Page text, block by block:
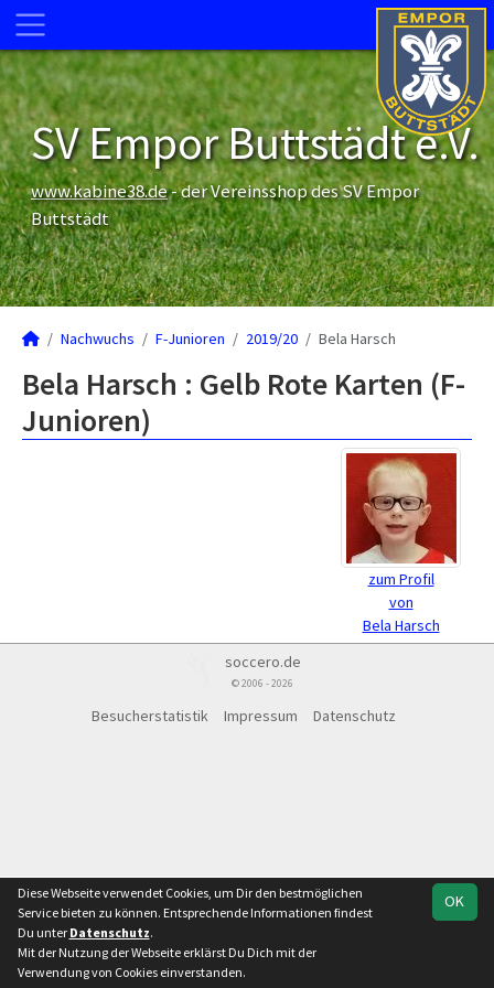
SV Empor Buttstädt e.V.
www.kabine38.de- der Vereinsshop des SV Empor
Buttstädt
Nachwuchs F-Junioren 2019/20 Bela Harsch
Bela Harsch : Gelb Rote Karten (F-
Junioren)
zum Profil
von
Bela Harsch
soccero.de
© 2006 - 2026
Besucherstatistik Impressum Datenschutz
OK
Diese Webseite verwendet Cookies, um Dir den bestmöglichen
Service bieten zu können. Entsprechende Informationen findest
Du unter Datenschutz.
Mit der Nutzung der Webseite erklärst Du Dich mit der
Verwendung von Cookies einverstanden.